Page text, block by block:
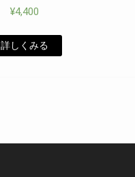
¥4,400
詳しくみる